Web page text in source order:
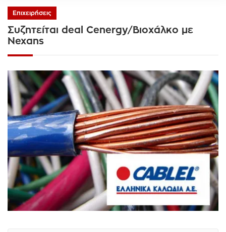
Επιχειρήσεις
Συζητείται deal Cenergy/Βιοχάλκο με
Nexans